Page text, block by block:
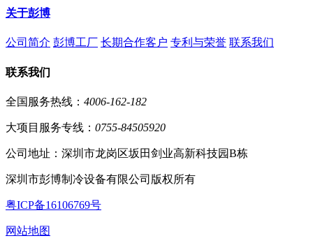
关于彭博
公司简介 彭博工厂 长期合作客户 专利与荣誉 联系我们
联系我们
全国服务热线： 4006-162-182
大项目服务专线： 0755-84505920
公司地址：深圳市龙岗区坂田剑业高新科技园B栋
深圳市彭博制冷设备有限公司版权所有
粤ICP备16106769号
网站地图